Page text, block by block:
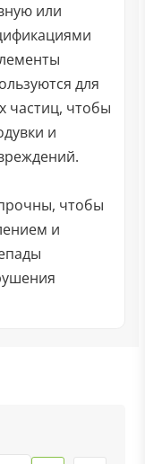
или
для
частиц, чтобы
и
чтобы
и